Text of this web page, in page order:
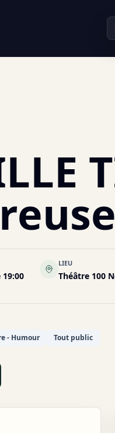
LIEU
Théâtre 100
- Humour Tout public